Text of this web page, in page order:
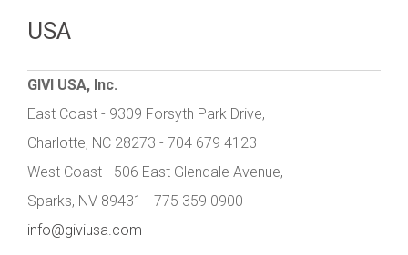
USA
GIVI USA, Inc.
East Coast - 9309 Forsyth Park Drive,
Charlotte, NC 28273 - 704 679 4123
West Coast - 506 East Glendale Avenue,
Sparks, NV 89431 - 775 359 0900
info@giviusa.com